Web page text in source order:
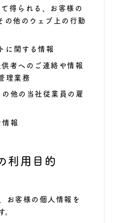
得られる、お客様の
の他のウェブ上の行動
に関する情報
者へのご連絡や情報
理業務
他の当社従業員の雇
報
利用目的
お客様の個人情報を